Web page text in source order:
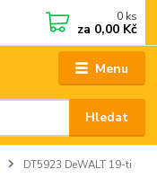
Menu
Hledat
0 ks
za 0,00 Kč
DT5923 DeWALT 19-ti